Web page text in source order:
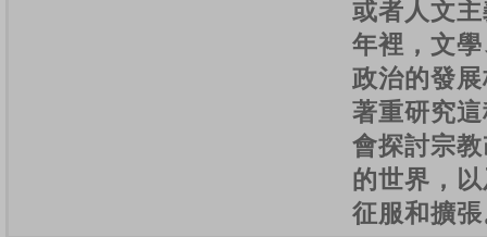
或者人文
年裡，文
政治的發
著重研究
會探討宗
的世界，
征服和擴